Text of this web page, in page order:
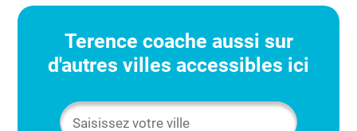
Terence coache aussi sur
d'autres villes accessibles ici